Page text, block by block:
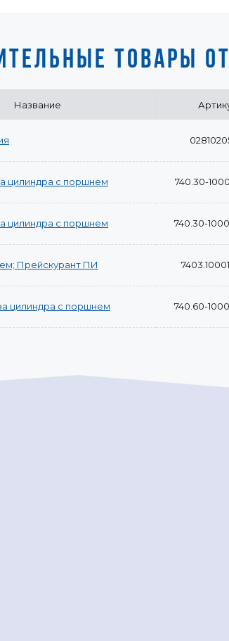
ТОВАРЫ
Название
цилиндра с поршнем 740.30-
цилиндра с поршнем 740.30-
Прейскурант ПИ
цилиндра с поршнем 740.60-